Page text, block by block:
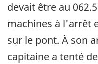
devait être au
machines à l'arrêt
sur le pont. À son
capitaine a tenté